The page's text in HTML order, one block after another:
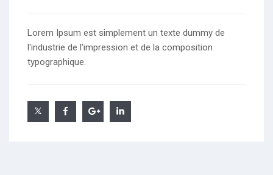
Lorem Ipsum est simplement un texte dummy de
l'industrie de l'impression et de la composition
typographique.